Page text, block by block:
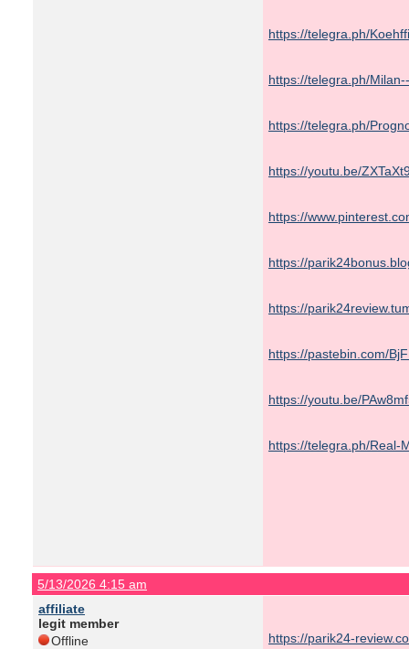
https://telegra.ph/
https://telegra.ph/
https://telegra.ph/
https://youtu.be/
https://
https://
https://
https://pastebin.com/
https://youtu.be/
https://telegra.ph/Real-
5/13/2026 4:15 am
affiliate
legit member
Offline
https://parik24-